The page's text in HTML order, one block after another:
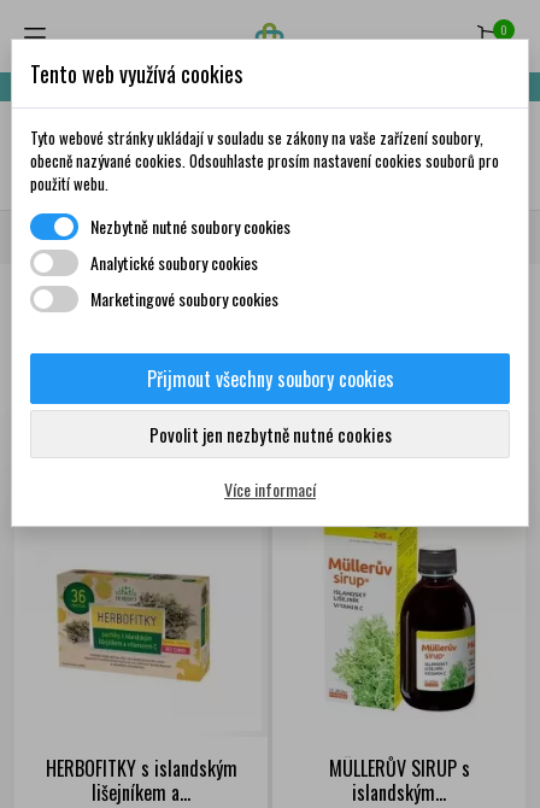
0
Nakupte za 999,- Kč a získáte dopravu zdarma!
✦AI
Domů Doplňky stravy a vitamíny Bylinné produkty
Produkty
Seřadit podle: První nové produkty
Zobrazení 1-9 z 9
položek
HERBOFITKY s islandským
lišejníkem a...
MÜLLERŮV SIRUP s
islandským...
Tento web využívá cookies
Tyto webové stránky ukládají v souladu se zákony na vaše zařízení soubory,
obecně nazývané cookies. Odsouhlaste prosím nastavení cookies souborů pro
použití webu.
Nezbytně nutné soubory cookies
Analytické soubory cookies
Marketingové soubory cookies
Přijmout všechny soubory cookies
Povolit jen nezbytně nutné cookies
Více informací